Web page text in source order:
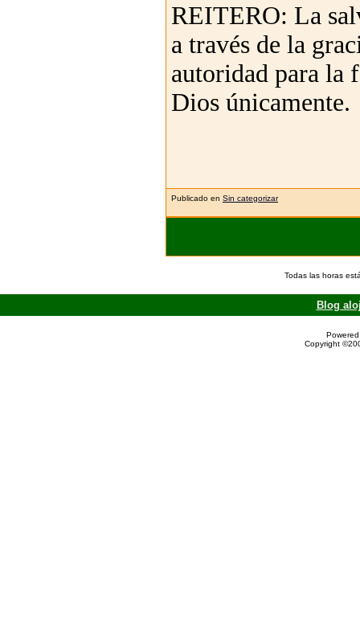
REITERO: La
a través de la
autoridad para la
Dios únicamente.
Publicado en Sin categorizar
Todas las horas
Blog
Copyright